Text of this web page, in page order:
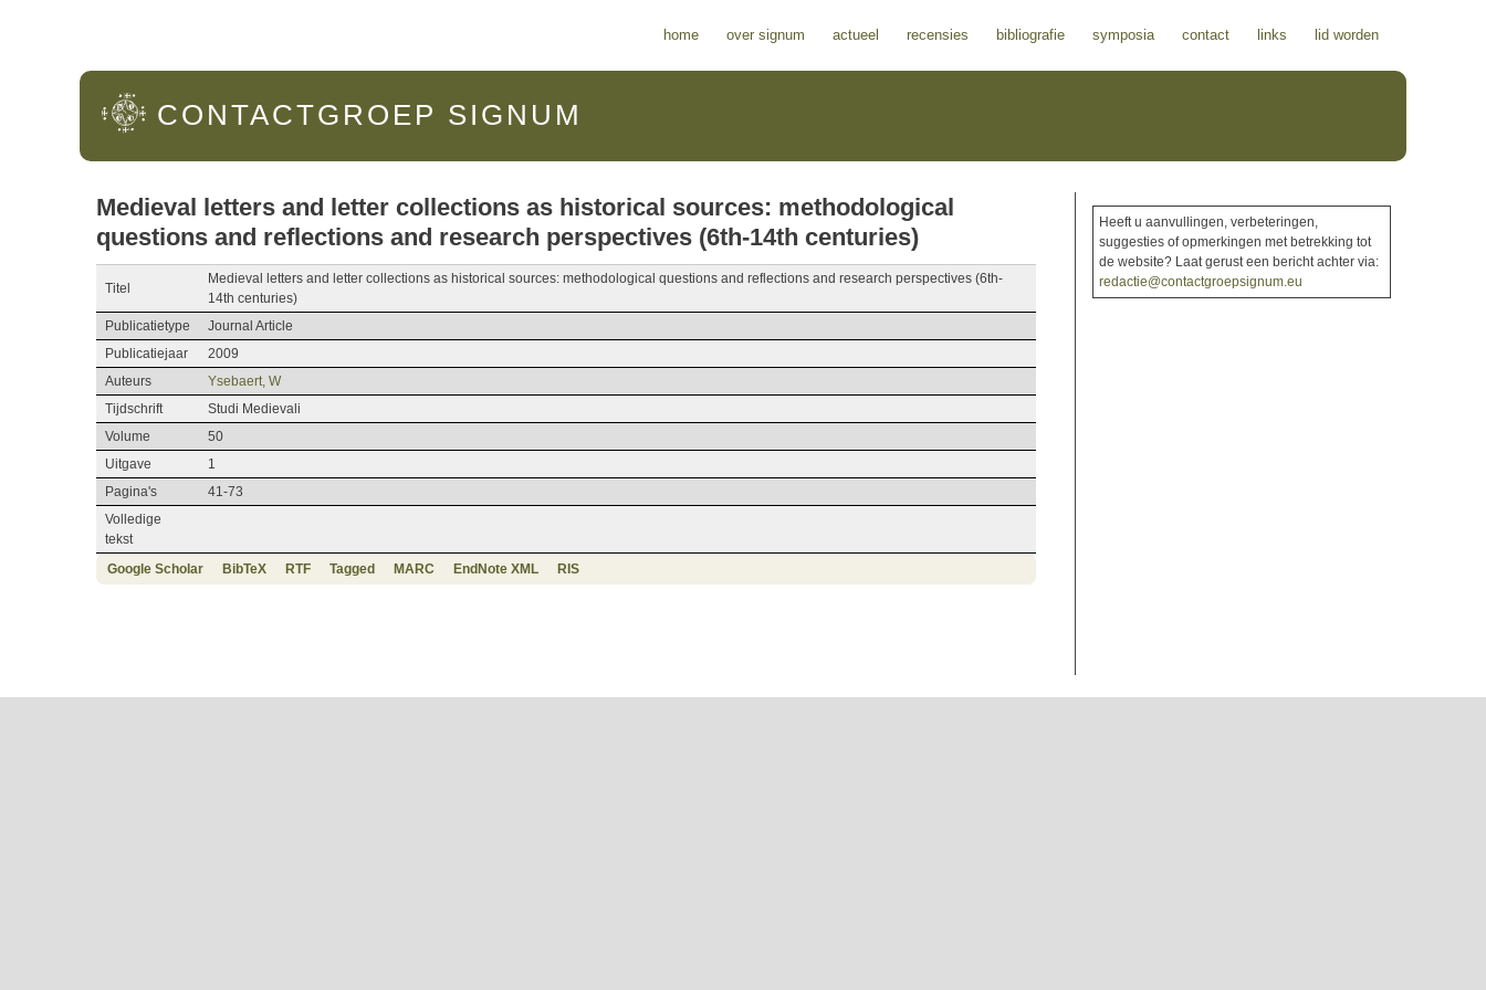
home over signum actueel recensies bibliografie symposia contact links lid worden
CONTACTGROEP SIGNUM
Medieval letters and letter collections as historical sources: methodological
questions and reflections and research perspectives (6th-14th centuries)
Titel
Medieval letters and letter collections as historical sources: methodological questions and reflections and research perspectives (6th-
14th centuries)
Publicatietype
Journal Article
Publicatiejaar
2009
Auteurs
Ysebaert, W
Tijdschrift
Studi Medievali
Volume
50
Uitgave
1
Pagina's
41-73
Volledige
tekst
Google Scholar
BibTeX RTF Tagged MARC EndNote XML RIS
Heeft u aanvullingen, verbeteringen,
suggesties of opmerkingen met betrekking tot
de website? Laat gerust een bericht achter via:
redactie@contactgroepsignum.eu